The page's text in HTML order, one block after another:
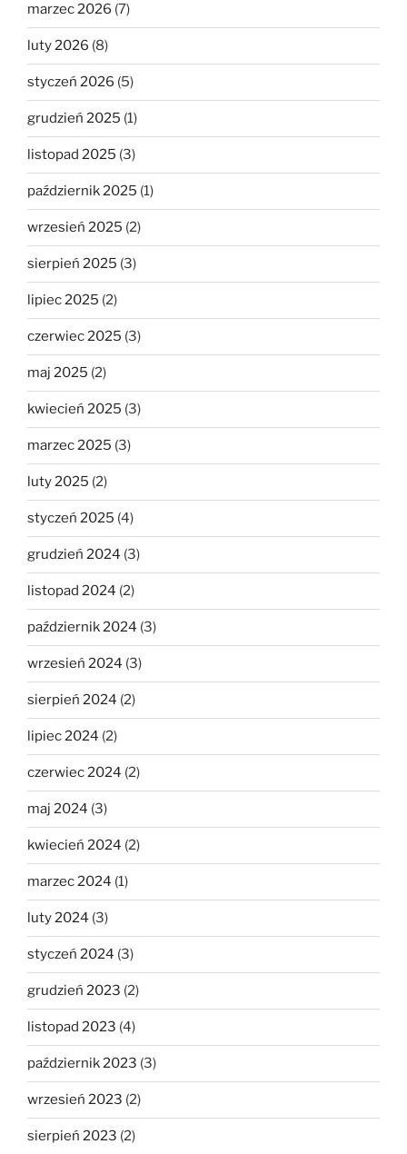
marzec 2026 (7)
luty 2026 (8)
styczeń 2026 (5)
grudzień 2025 (1)
listopad 2025 (3)
październik 2025 (1)
wrzesień 2025 (2)
sierpień 2025 (3)
lipiec 2025 (2)
czerwiec 2025 (3)
maj 2025 (2)
kwiecień 2025 (3)
marzec 2025 (3)
luty 2025 (2)
styczeń 2025 (4)
grudzień 2024 (3)
listopad 2024 (2)
październik 2024 (3)
wrzesień 2024 (3)
sierpień 2024 (2)
lipiec 2024 (2)
czerwiec 2024 (2)
maj 2024 (3)
kwiecień 2024 (2)
marzec 2024 (1)
luty 2024 (3)
styczeń 2024 (3)
grudzień 2023 (2)
listopad 2023 (4)
październik 2023 (3)
wrzesień 2023 (2)
sierpień 2023 (2)